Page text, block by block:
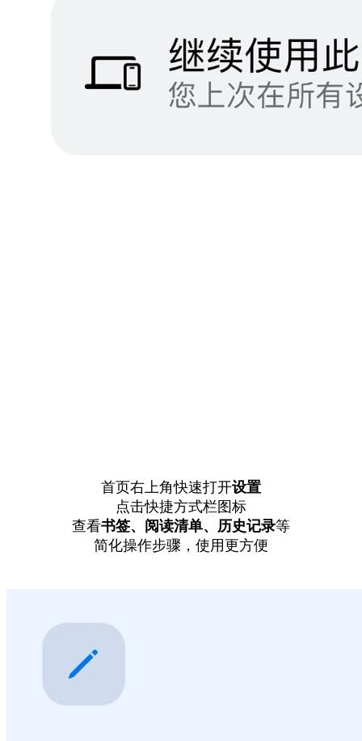
首页右上角快速打开设置
点击快捷方式栏图标
查看书签、阅读清单、 历史记录等
简化操作步骤，使用更方便